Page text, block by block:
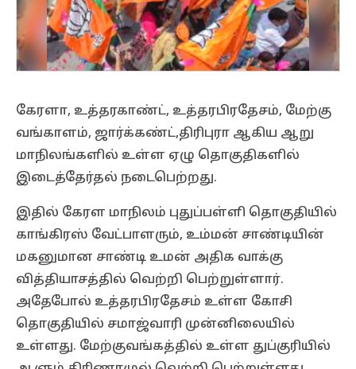
கேரளா, உத்தரகாண்ட், உத்தரபிரதேசம், மேற்கு
வங்காளம், ஜார்க்கண்ட்,திரிபுரா ஆகிய ஆறு
மாநிலங்களில் உள்ள ஏழு தொகுதிகளில்
இடைத்தேர்தல் நடைபெற்றது.
இதில் கேரள மாநிலம் புதுப்பள்ளி தொகுதியில்
காங்கிரஸ் வேட்பாளரும், உம்மன் சாண்டியின்
மகனுமான சாண்டி உமன் அதிக வாக்கு
வித்தியாசத்தில் வெற்றி பெற்றுள்ளார்.
அதேபோல் உத்தரபிரதேசம் உள்ள கோசி
தொகுதியில் சமாஜ்வாரி முன்னிலையில்
உள்ளது. மேற்குவங்கத்தில் உள்ள துப்குரியில்